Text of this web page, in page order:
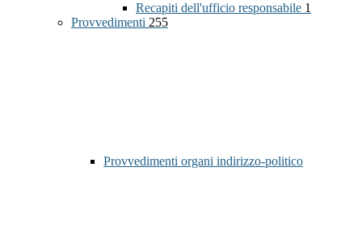
Recapiti dell'ufficio responsabile 1
Provvedimenti 255
Provvedimenti organi indirizzo-politico